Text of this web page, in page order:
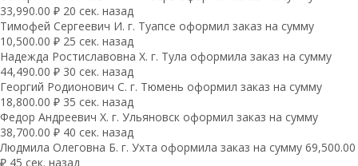
33,990.00 ₽ 20 сек. назад
Тимофей Сергеевич И. г. Туапсе оформил заказ на сумму
10,500.00 ₽ 25 сек. назад
Надежда Ростиславовна Х. г. Тула оформила заказ на сумму
44,490.00 ₽ 30 сек. назад
Георгий Родионович С. г. Тюмень оформил заказ на сумму
18,800.00 ₽ 35 сек. назад
Федор Андреевич Х. г. Ульяновск оформил заказ на сумму
38,700.00 ₽ 40 сек. назад
Людмила Олеговна Б. г. Ухта оформила заказ на сумму 69,500.00
₽ 45 сек. назад